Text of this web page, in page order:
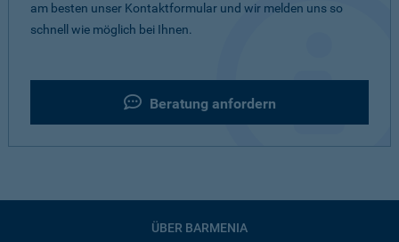
am besten unser Kontaktformular und wir melden uns so
schnell wie möglich bei Ihnen.
Beratung anfordern
ÜBER BARMENIA